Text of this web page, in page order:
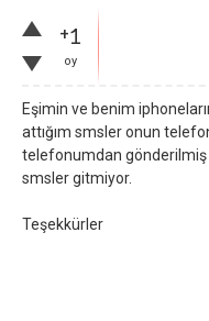
+1
oy
Eşimin ve benim
attığım smsler onun
telefonumdan gönderilmiş
smsler gitmiyor.
Teşekkürler